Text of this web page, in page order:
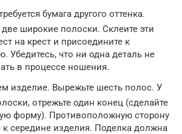
бумага другого оттенка.
широкие полоски. Склеите эти
на крест и присоедините к
Убедитесь, что ни одна деталь не
в процессе ношения.
изделие. Вырежьте шесть полос. У
отрежьте один конец (сделайте
форму). Противоположную сторону
к середине изделия. Поделка должна